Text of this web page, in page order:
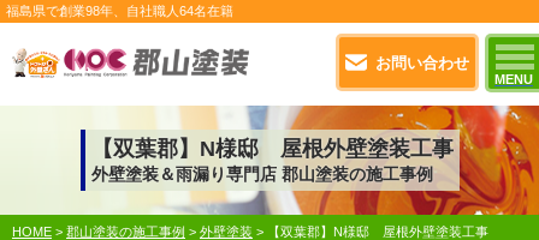
お問い合わせ
MENU
福島県で創業98年 、自社職人 64名在籍
【双葉郡】N様邸 屋根外壁塗装工事
外壁塗装＆雨漏り専門店 郡山塗装の施工事例
HOME > 郡山塗装の施工事例 > 外壁塗装 > 【双葉郡】N様邸 屋根外壁塗装工事